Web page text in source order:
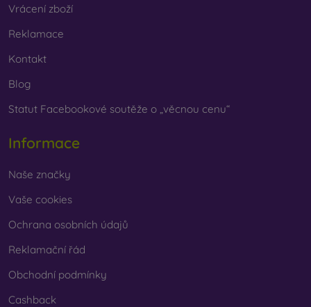
Vrácení zboží
Reklamace
Kontakt
Blog
Statut Facebookové soutěže o „věcnou cenu“
Informace
Naše značky
Vaše cookies
Ochrana osobních údajů
Reklamační řád
Obchodní podmínky
Cashback